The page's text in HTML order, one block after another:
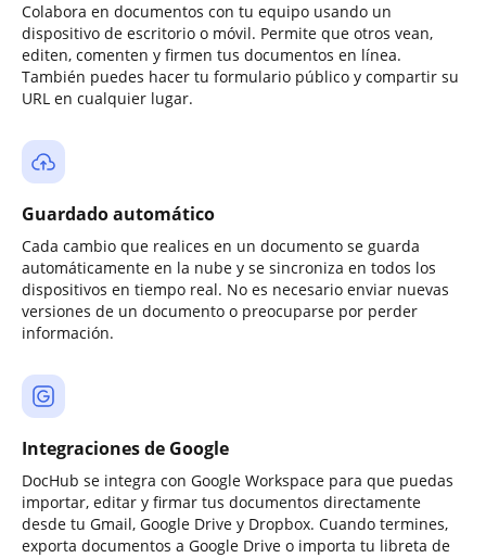
Colabora en documentos con tu equipo usando un
dispositivo de escritorio o móvil. Permite que otros vean,
editen, comenten y firmen tus documentos en línea.
También puedes hacer tu formulario público y compartir su
URL en cualquier lugar.
Guardado automático
Cada cambio que realices en un documento se guarda
automáticamente en la nube y se sincroniza en todos los
dispositivos en tiempo real. No es necesario enviar nuevas
versiones de un documento o preocuparse por perder
información.
Integraciones de Google
DocHub se integra con Google Workspace para que puedas
importar, editar y firmar tus documentos directamente
desde tu Gmail, Google Drive y Dropbox. Cuando termines,
exporta documentos a Google Drive o importa tu libreta de